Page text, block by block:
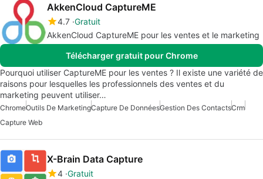
AkkenCloud CaptureME
4.7 Gratuit
AkkenCloud CaptureME pour les ventes et le marketing
Télécharger gratuit pour Chrome
Pourquoi utiliser CaptureME pour les ventes ? Il existe une variété de
raisons pour lesquelles les professionnels des ventes et du
marketing peuvent utiliser…
ChromeOutils De MarketingCapture De DonnéesGestion Des ContactsCrm
Capture Web
X-Brain Data Capture
4 Gratuit